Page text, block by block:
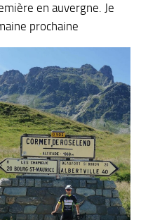
en auvergne. Je
prochaine